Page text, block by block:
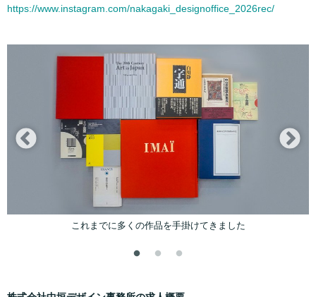
https://www.instagram.com/nakagaki_designoffice_2026rec/